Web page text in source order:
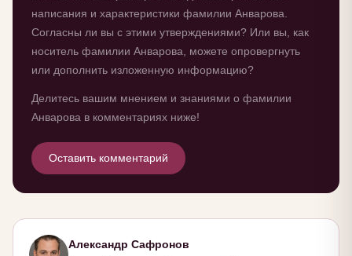
написания и характеристики фамилии Анварова.
Согласны ли вы с этими утверждениями? Или вы, как
носитель фамилии Анварова, можете опровергнуть
или дополнить изложенную информацию?
Делитесь вашим мнением и знаниями о фамилии
Анварова в комментариях ниже!
Оставить комментарий
Александр Сафронов